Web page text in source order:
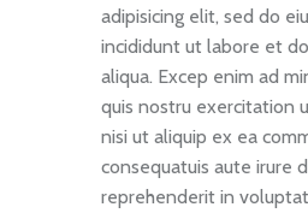
adipisicing elit, sed do
incididunt ut labore et
aliqua. Excep enim ad
quis nostru exercitation
nisi ut aliquip ex ea
consequatuis aute irure
reprehenderit in